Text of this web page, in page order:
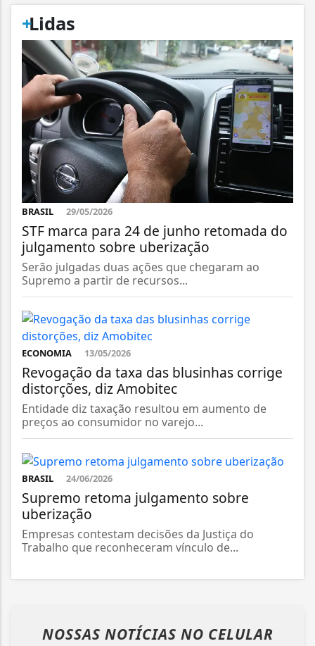
+
Lidas
BRASIL 29/05/2026
STF marca para 24 de junho retomada do
julgamento sobre uberização
Serão julgadas duas ações que chegaram ao
Supremo a partir de recursos...
ECONOMIA 13/05/2026
Revogação da taxa das blusinhas corrige
distorções, diz Amobitec
Entidade diz taxação resultou em aumento de
preços ao consumidor no varejo...
BRASIL 24/06/2026
Supremo retoma julgamento sobre
uberização
Empresas contestam decisões da Justiça do
Trabalho que reconheceram vínculo de...
NOSSAS NOTÍCIAS NO CELULAR